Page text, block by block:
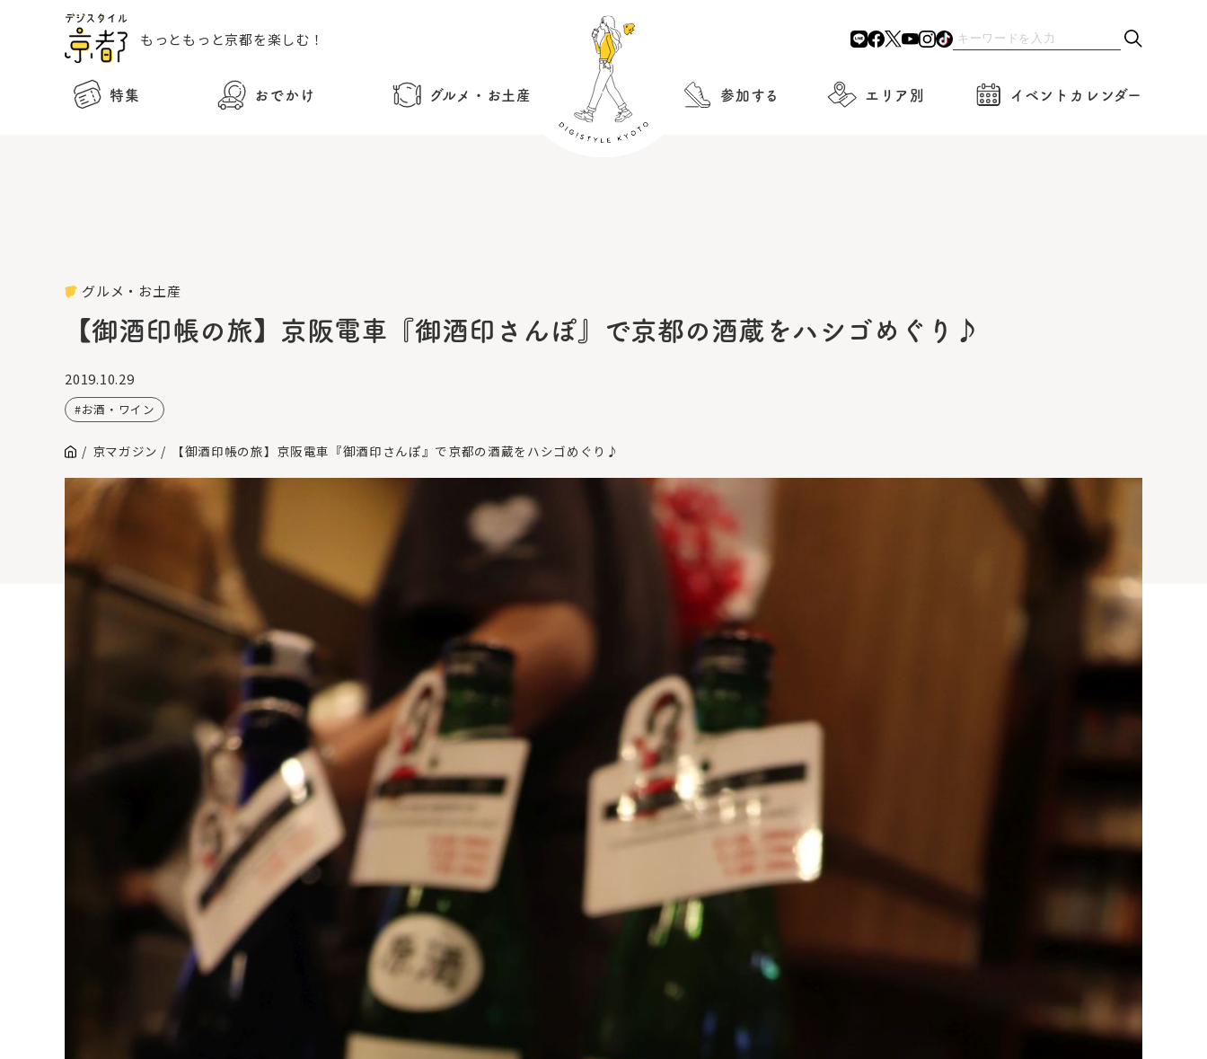
もっともっと京都を楽しむ！
特集 おでかけ グルメ・お土産 参加する エリア別 イベントカレンダー
グルメ・お土産
【御酒印帳の旅】京阪電車『御酒印さんぽ』で京都の酒蔵をハシゴめぐり♪
2019.10.29
お酒・ワイン
京マガジン 【御酒印帳の旅】京阪電車『御酒印さんぽ』で京都の酒蔵をハシゴめぐり♪